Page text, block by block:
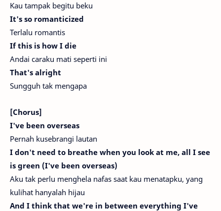
Kau tampak begitu beku
It's so romanticized
Terlalu romantis
If this is how I die
Andai caraku mati seperti ini
That's alright
Sungguh tak mengapa
[Chorus]
I've been overseas
Pernah kusebrangi lautan
I don't need to breathe when you look at me, all I see
is green (I've been overseas)
Aku tak perlu menghela nafas saat kau menatapku, yang
kulihat hanyalah hijau
And I think that we're in between everything I've